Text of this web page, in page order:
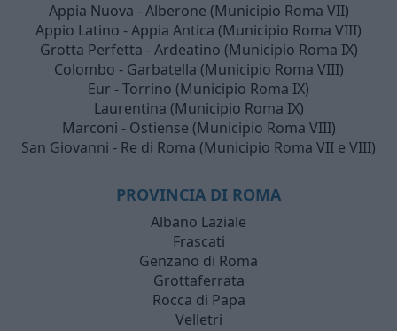
Appia Nuova - Alberone (Municipio Roma VII)
Appio Latino - Appia Antica (Municipio Roma VIII)
Grotta Perfetta - Ardeatino (Municipio Roma IX)
Colombo - Garbatella (Municipio Roma VIII)
Eur - Torrino (Municipio Roma IX)
Laurentina (Municipio Roma IX)
Marconi - Ostiense (Municipio Roma VIII)
San Giovanni - Re di Roma (Municipio Roma VII e VIII)
PROVINCIA DI ROMA
Albano Laziale
Frascati
Genzano di Roma
Grottaferrata
Rocca di Papa
Velletri